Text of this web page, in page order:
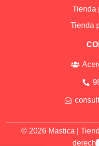
Tienda
Tienda
© 2026 Mastica |